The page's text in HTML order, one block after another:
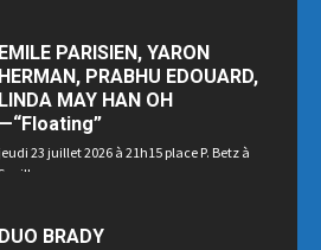
EMILE PARISIEN, YARON
HERMAN, PRABHU EDOUARD,
LINDA MAY HAN OH
—“Floating”
jeudi 23 juillet 2026 à 21h15 place P. Betz à
Souillac
DUO BRADY